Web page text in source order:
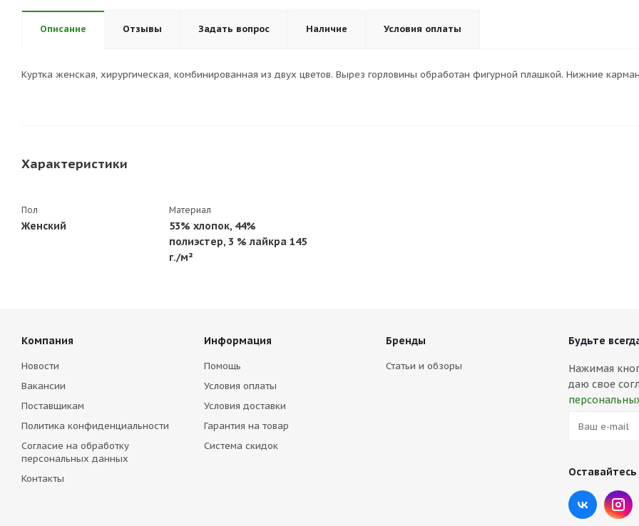
Описание Отзывы Задать вопрос Наличие Условия оплаты
Куртка женская, хирургическая, комбинированная из двух цветов. Вырез горловины обработан фигурной плашкой. Нижние
Характеристики
Пол
Женский
Материал
53% хлопок, 44%
полиэстер, 3 % лайкра 145
г./м²
Компания
Новости
Вакансии
Поставщикам
Политика конфиденциальности
Согласие на обработку
персональных данных
Контакты
Информация
Помощь
Условия оплаты
Условия доставки
Гарантия на товар
Система скидок
Бренды
Статьи и обзоры
Будьте
Нажимая
даю свое
Оставайтесь